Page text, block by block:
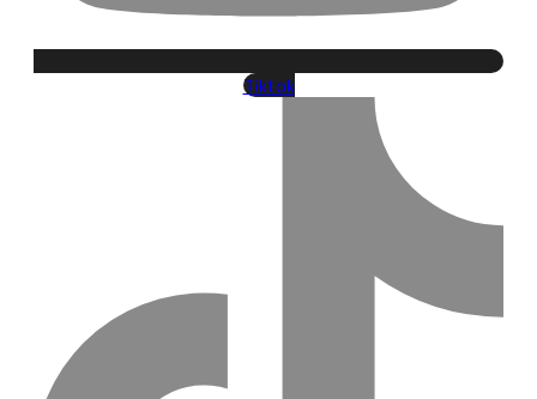
Tiktok